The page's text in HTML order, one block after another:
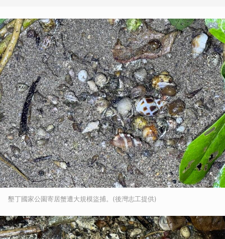
墾丁國家公園寄居蟹遭大規模盜捕。(後灣志工提供)